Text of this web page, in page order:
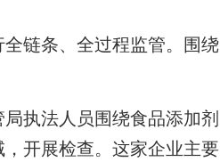
链条、全过程监管。围绕
执法人员围绕食品添加剂
开展检查。这家企业主要